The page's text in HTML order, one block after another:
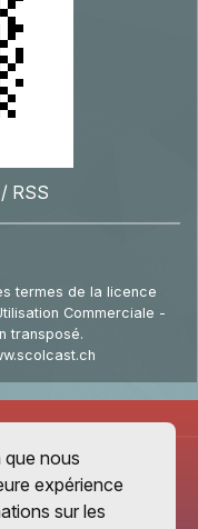
/ RSS
termes de la licence
Commerciale -
transposé.
que nous
expérience
sur les